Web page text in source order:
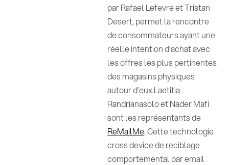
par Rafael Lefevre et Tristan
Desert, permet la rencontre
de consommateurs ayant une
réelle intention d’achat avec
les offres les plus pertinentes
des magasins physiques
autour d’eux.Laetitia
Randrianasolo et Nader Mafi
sont les représentants de
ReMailMe. Cette technologie
cross device de reciblage
comportemental par email